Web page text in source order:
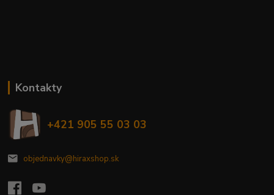
Kontakty
+421 905 55 03 03
objednavky@hiraxshop.sk